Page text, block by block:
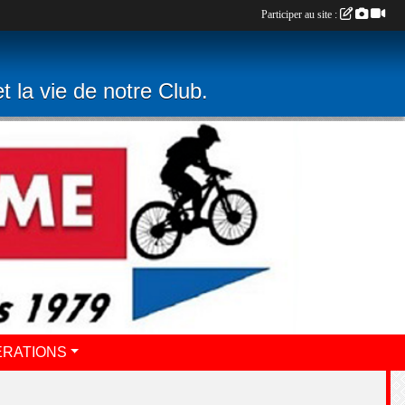
la vie de notre Club.
Participer au site :